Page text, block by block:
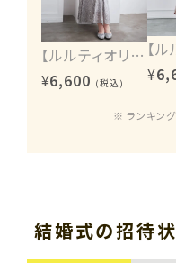
【ルルティオリジナル】ヴィンテージレース2wayワンピース
¥6,600 (税込)
¥
※ ランキン
結婚式の招待